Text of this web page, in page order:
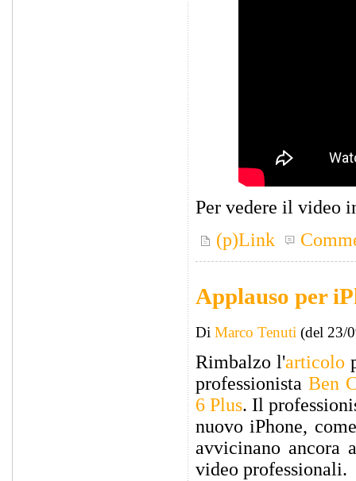
Per vedere il video
(p)Link
Applauso per
Di Marco Tenuti (del 23/
Rimbalzo l'articolo
professionista Ben
6 Plus. Il
nuovo iPhone,
avvicinano ancora
video professionali.